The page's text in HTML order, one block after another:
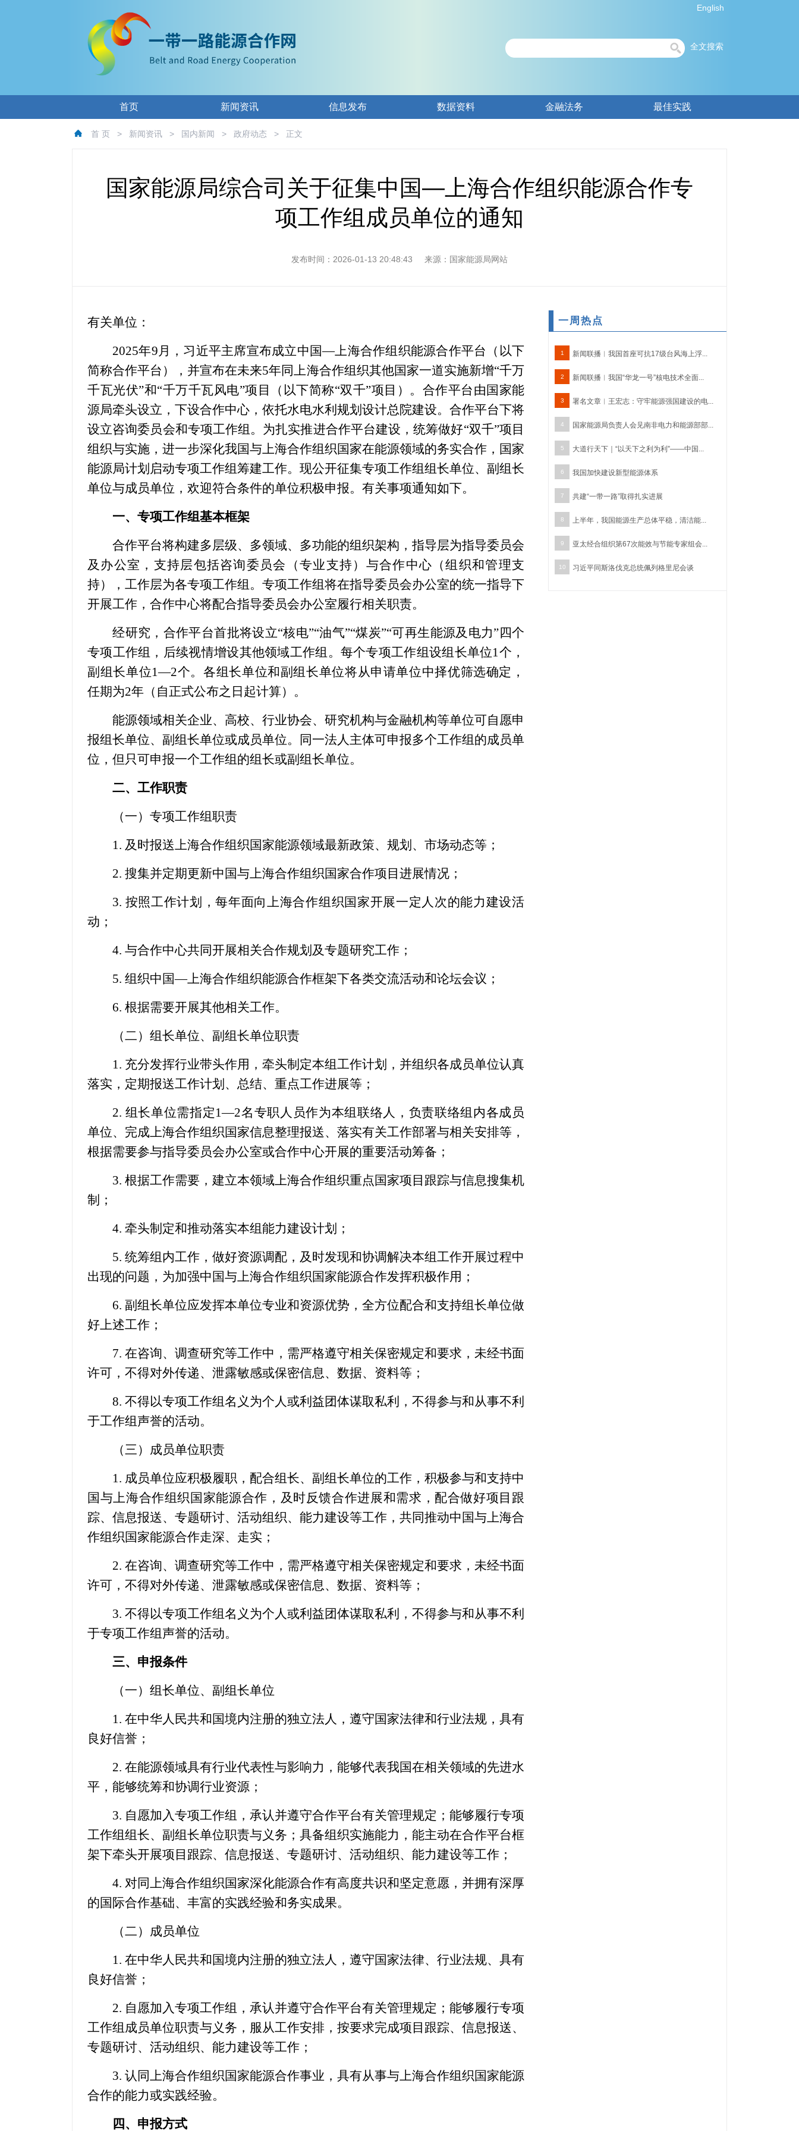
English
全文搜索
首页 新闻资讯 信息发布 数据资料 金融法务 最佳实践
首 页 > 新闻资讯 > 国内新闻 > 政府动态 > 正文
国家能源局综合司关于征集中国—上海合作组织能源合作专
项工作组成员单位的通知
发布时间：2026-01-13 20:48:43 来源：国家能源局网站
有关单位：
2025年9月，习近平主席宣布成立中国—上海合作组织能源合作平台（以下
简称合作平台），并宣布在未来5年同上海合作组织其他国家一道实施新增“千万
千瓦光伏”和“千万千瓦风电”项目（以下简称“双千”项目）。合作平台由国家能
源局牵头设立，下设合作中心，依托水电水利规划设计总院建设。合作平台下将
设立咨询委员会和专项工作组。为扎实推进合作平台建设，统筹做好“双千”项目
组织与实施，进一步深化我国与上海合作组织国家在能源领域的务实合作，国家
能源局计划启动专项工作组筹建工作。现公开征集专项工作组组长单位、副组长
单位与成员单位，欢迎符合条件的单位积极申报。有关事项通知如下。
一、专项工作组基本框架
合作平台将构建多层级、多领域、多功能的组织架构，指导层为指导委员会
及办公室，支持层包括咨询委员会（专业支持）与合作中心（组织和管理支
持），工作层为各专项工作组。专项工作组将在指导委员会办公室的统一指导下
开展工作，合作中心将配合指导委员会办公室履行相关职责。
经研究，合作平台首批将设立“核电”“油气”“煤炭”“可再生能源及电力”四个
专项工作组，后续视情增设其他领域工作组。每个专项工作组设组长单位1个，
副组长单位1—2个。各组长单位和副组长单位将从申请单位中择优筛选确定，
任期为2年（自正式公布之日起计算）。
能源领域相关企业、高校、行业协会、研究机构与金融机构等单位可自愿申
报组长单位、副组长单位或成员单位。同一法人主体可申报多个工作组的成员单
位，但只可申报一个工作组的组长或副组长单位。
二、工作职责
（一）专项工作组职责
1. 及时报送上海合作组织国家能源领域最新政策、规划、市场动态等；
2. 搜集并定期更新中国与上海合作组织国家合作项目进展情况；
3. 按照工作计划，每年面向上海合作组织国家开展一定人次的能力建设活
动；
4. 与合作中心共同开展相关合作规划及专题研究工作；
5. 组织中国—上海合作组织能源合作框架下各类交流活动和论坛会议；
6. 根据需要开展其他相关工作。
（二）组长单位、副组长单位职责
1. 充分发挥行业带头作用，牵头制定本组工作计划，并组织各成员单位认真
落实，定期报送工作计划、总结、重点工作进展等；
2. 组长单位需指定1—2名专职人员作为本组联络人，负责联络组内各成员
单位、完成上海合作组织国家信息整理报送、落实有关工作部署与相关安排等，
根据需要参与指导委员会办公室或合作中心开展的重要活动筹备；
3. 根据工作需要，建立本领域上海合作组织重点国家项目跟踪与信息搜集机
制；
4. 牵头制定和推动落实本组能力建设计划；
5. 统筹组内工作，做好资源调配，及时发现和协调解决本组工作开展过程中
出现的问题，为加强中国与上海合作组织国家能源合作发挥积极作用；
6. 副组长单位应发挥本单位专业和资源优势，全方位配合和支持组长单位做
好上述工作；
7. 在咨询、调查研究等工作中，需严格遵守相关保密规定和要求，未经书面
许可，不得对外传递、泄露敏感或保密信息、数据、资料等；
8. 不得以专项工作组名义为个人或利益团体谋取私利，不得参与和从事不利
于工作组声誉的活动。
（三）成员单位职责
1. 成员单位应积极履职，配合组长、副组长单位的工作，积极参与和支持中
国与上海合作组织国家能源合作，及时反馈合作进展和需求，配合做好项目跟
踪、信息报送、专题研讨、活动组织、能力建设等工作，共同推动中国与上海合
作组织国家能源合作走深、走实；
2. 在咨询、调查研究等工作中，需严格遵守相关保密规定和要求，未经书面
许可，不得对外传递、泄露敏感或保密信息、数据、资料等；
3. 不得以专项工作组名义为个人或利益团体谋取私利，不得参与和从事不利
于专项工作组声誉的活动。
三、申报条件
（一）组长单位、副组长单位
1. 在中华人民共和国境内注册的独立法人，遵守国家法律和行业法规，具有
良好信誉；
2. 在能源领域具有行业代表性与影响力，能够代表我国在相关领域的先进水
平，能够统筹和协调行业资源；
3. 自愿加入专项工作组，承认并遵守合作平台有关管理规定；能够履行专项
工作组组长、副组长单位职责与义务；具备组织实施能力，能主动在合作平台框
架下牵头开展项目跟踪、信息报送、专题研讨、活动组织、能力建设等工作；
4. 对同上海合作组织国家深化能源合作有高度共识和坚定意愿，并拥有深厚
的国际合作基础、丰富的实践经验和务实成果。
（二）成员单位
1. 在中华人民共和国境内注册的独立法人，遵守国家法律、行业法规、具有
良好信誉；
2. 自愿加入专项工作组，承认并遵守合作平台有关管理规定；能够履行专项
工作组成员单位职责与义务，服从工作安排，按要求完成项目跟踪、信息报送、
专题研讨、活动组织、能力建设等工作；
3. 认同上海合作组织国家能源合作事业，具有从事与上海合作组织国家能源
合作的能力或实践经验。
四、申报方式
一周热点
1 新闻联播︱我国首座可抗17级台风海上浮...
2 新闻联播︱我国“华龙一号”核电技术全面...
3 署名文章︱王宏志：守牢能源强国建设的电...
4 国家能源局负责人会见南非电力和能源部部...
5 大道行天下｜“以天下之利为利”——中国...
6 我国加快建设新型能源体系
7 共建“一带一路”取得扎实进展
8 上半年，我国能源生产总体平稳，清洁能...
9 亚太经合组织第67次能效与节能专家组会...
10 习近平同斯洛伐克总统佩列格里尼会谈